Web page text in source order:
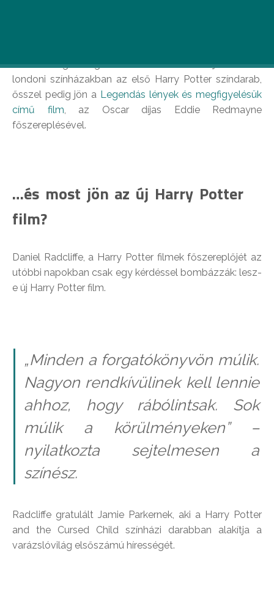
J. K. Rowlingnak izgalmas éve van. Június elején került a
londoni színházakban az első Harry Potter színdarab,
ősszel pedig jön a Legendás lények és megfigyelésük
című film, az Oscar díjas Eddie Redmayne
főszereplésével.
…és most jön az új Harry Potter
film?
Daniel Radcliffe, a Harry Potter filmek főszereplőjét az
utóbbi napokban csak egy kérdéssel bombázzák: lesz-
e új Harry Potter film.
„Minden a forgatókönyvön múlik.
Nagyon rendkívülinek kell lennie
ahhoz, hogy rábólintsak. Sok
múlik a körülményeken” –
nyilatkozta sejtelmesen a
színész.
Radcliffe gratulált Jamie Parkernek, aki a Harry Potter
and the Cursed Child színházi darabban alakítja a
varázslóvilág elsőszámú hírességét.